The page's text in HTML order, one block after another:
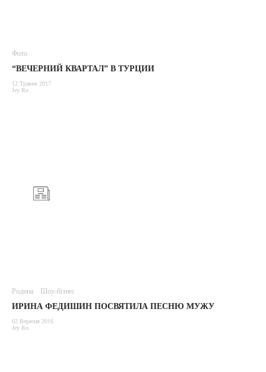
Фото
“ВЕЧЕРНИЙ КВАРТАЛ” В ТУРЦИИ
12 Травня 2017
Jey Ro
Родина Шоу-бізнес
ИРИНА ФЕДИШИН ПОСВЯТИЛА ПЕСНЮ МУЖУ
02 Вересня 2016
Jey Ro